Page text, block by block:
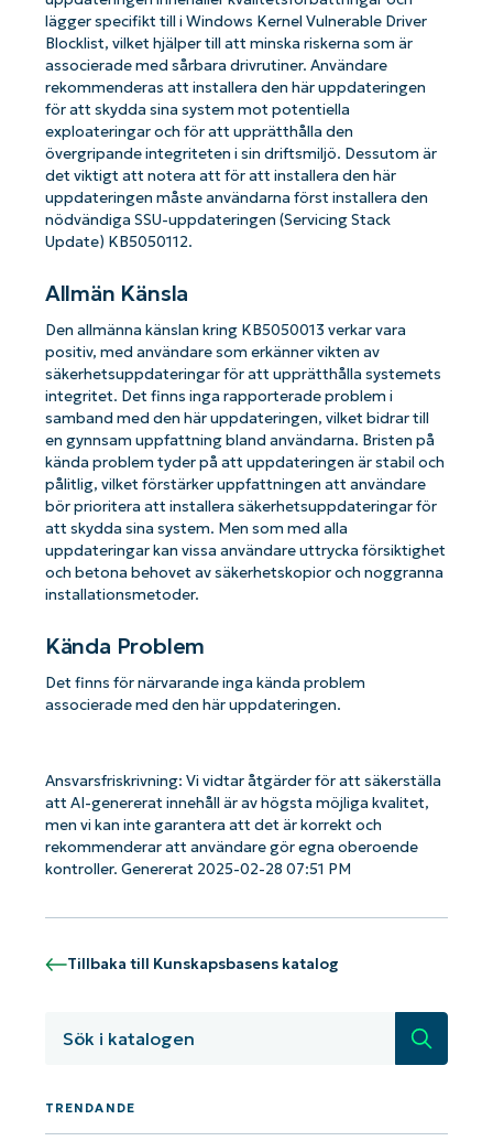
lägger specifikt till i Windows Kernel Vulnerable Driver
Blocklist, vilket hjälper till att minska riskerna som är
associerade med sårbara drivrutiner. Användare
rekommenderas att installera den här uppdateringen
för att skydda sina system mot potentiella
exploateringar och för att upprätthålla den
övergripande integriteten i sin driftsmiljö. Dessutom är
det viktigt att notera att för att installera den här
uppdateringen måste användarna först installera den
nödvändiga SSU-uppdateringen (Servicing Stack
Update) KB5050112.
Allmän Känsla
Den allmänna känslan kring KB5050013 verkar vara
positiv, med användare som erkänner vikten av
säkerhetsuppdateringar för att upprätthålla systemets
integritet. Det finns inga rapporterade problem i
samband med den här uppdateringen, vilket bidrar till
en gynnsam uppfattning bland användarna. Bristen på
kända problem tyder på att uppdateringen är stabil och
pålitlig, vilket förstärker uppfattningen att användare
bör prioritera att installera säkerhetsuppdateringar för
att skydda sina system. Men som med alla
uppdateringar kan vissa användare uttrycka försiktighet
och betona behovet av säkerhetskopior och noggranna
installationsmetoder.
Kända Problem
Det finns för närvarande inga kända problem
associerade med den här uppdateringen.
Ansvarsfriskrivning: Vi vidtar åtgärder för att säkerställa
att AI-genererat innehåll är av högsta möjliga kvalitet,
men vi kan inte garantera att det är korrekt och
rekommenderar att användare gör egna oberoende
kontroller. Genererat 2025-02-28 07:51 PM
Tillbaka till Kunskapsbasens katalog
Sök
TRENDANDE
KB-analyser!